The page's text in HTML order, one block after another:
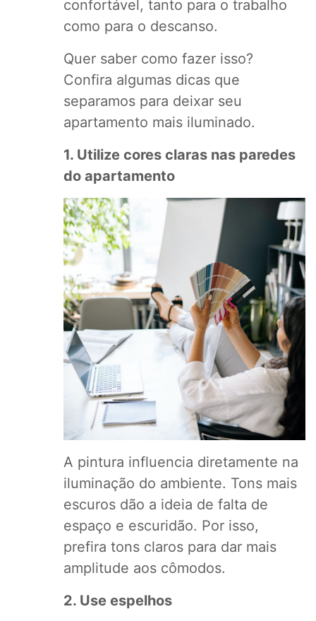
confortável, tanto para o trabalho
como para o descanso.
Quer saber como fazer isso?
Confira algumas dicas que
separamos para deixar seu
apartamento mais iluminado.
1. Utilize cores claras nas paredes
do apartamento
A pintura influencia diretamente na
iluminação do ambiente. Tons mais
escuros dão a ideia de falta de
espaço e escuridão. Por isso,
prefira tons claros para dar mais
amplitude aos cômodos.
2. Use espelhos